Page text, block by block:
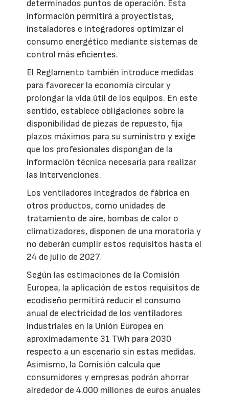
determinados puntos de operación. Esta
información permitirá a proyectistas,
instaladores e integradores optimizar el
consumo energético mediante sistemas de
control más eficientes.
El Reglamento también introduce medidas
para favorecer la economía circular y
prolongar la vida útil de los equipos. En este
sentido, establece obligaciones sobre la
disponibilidad de piezas de repuesto, fija
plazos máximos para su suministro y exige
que los profesionales dispongan de la
información técnica necesaria para realizar
las intervenciones.
Los ventiladores integrados de fábrica en
otros productos, como unidades de
tratamiento de aire, bombas de calor o
climatizadores, disponen de una moratoria y
no deberán cumplir estos requisitos hasta el
24 de julio de 2027.
Según las estimaciones de la Comisión
Europea, la aplicación de estos requisitos de
ecodiseño permitirá reducir el consumo
anual de electricidad de los ventiladores
industriales en la Unión Europea en
aproximadamente 31 TWh para 2030
respecto a un escenario sin estas medidas.
Asimismo, la Comisión calcula que
consumidores y empresas podrán ahorrar
alrededor de 4.000 millones de euros anuales